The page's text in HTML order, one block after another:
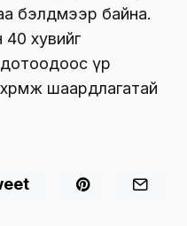
бэлдмээр байна.
40 хувийг
үр
шаардлагатай